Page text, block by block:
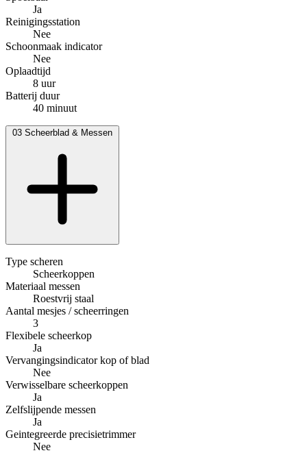
Ja
Reinigingsstation
Nee
Schoonmaak indicator
Nee
Oplaadtijd
8 uur
Batterij duur
40 minuut
03 Scheerblad & Messen
Type scheren
Scheerkoppen
Materiaal messen
Roestvrij staal
Aantal mesjes / scheerringen
3
Flexibele scheerkop
Ja
Vervangingsindicator kop of blad
Nee
Verwisselbare scheerkoppen
Ja
Zelfslijpende messen
Ja
Geintegreerde precisietrimmer
Nee